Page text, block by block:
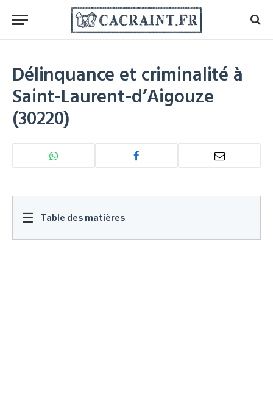
Délinquance et criminalité à
Saint-Laurent-d’Aigouze
(30220)
☰ Table des matières